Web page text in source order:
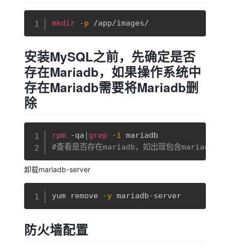
mkdir -p /app/images/
安装MySQL之前，先确定是否
存在Mariadb，如果操作系统中
存在Mariadb需要将Mariadb删
除
rpm -qa grep -i
#查看是否存在mariadb，如出现包含mariadb-字
卸载mariadb-server
yum remove -y mariadb-server
防火墙配置